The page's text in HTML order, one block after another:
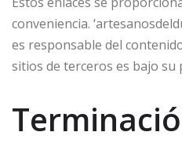
conveniencia.
es responsable del
sitios de terceros es bajo su